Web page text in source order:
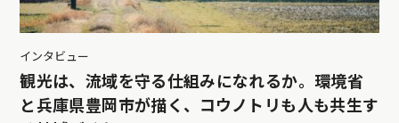
インタビュー
観光は、流域を守る仕組みになれるか。環境省
と兵庫県豊岡市が描く、コウノトリも人も共生す